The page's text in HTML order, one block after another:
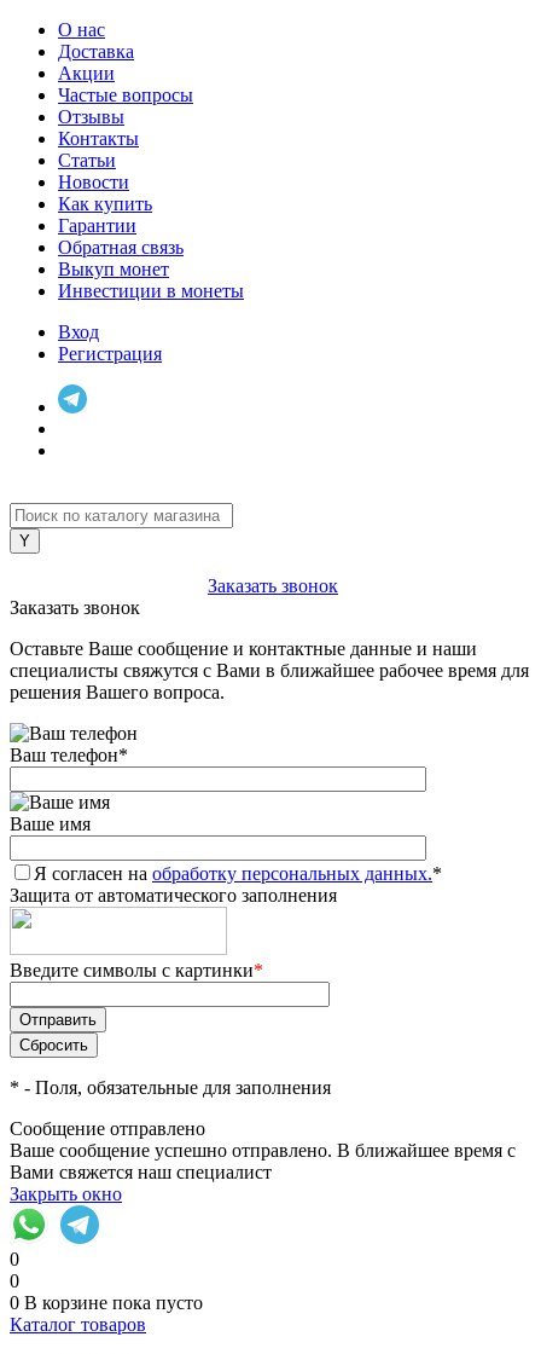
О нас
Доставка
Акции
Частые вопросы
Отзывы
Контакты
Статьи
Новости
Как купить
Гарантии
Обратная связь
Выкуп монет
Инвестиции в монеты
Вход
Регистрация
Заказать звонок
Заказать звонок
Оставьте Ваше сообщение и контактные данные и наши
специалисты свяжутся с Вами в ближайшее рабочее время для
решения Вашего вопроса.
Ваш телефон*
Ваше имя
Я согласен на обработку персональных данных.*
Защита от автоматического заполнения
Введите символы с картинки*
* - Поля, обязательные для заполнения
Сообщение отправлено
Ваше сообщение успешно отправлено. В ближайшее время с
Вами свяжется наш специалист
Закрыть окно
0
0
0 В корзине пока пусто
Каталог товаров